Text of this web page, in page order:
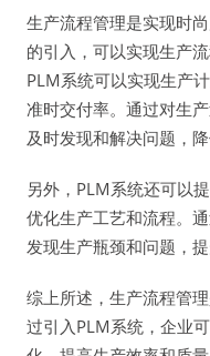
生产流程管理是实现时
的引入，可以实现生产
PLM系统可以实现生产
准时交付率。通过对生
及时发现和解决问题，降
另外，PLM系统还可以
优化生产工艺和流程。
发现生产瓶颈和问题，
综上所述，生产流程管
过引入PLM系统，企业